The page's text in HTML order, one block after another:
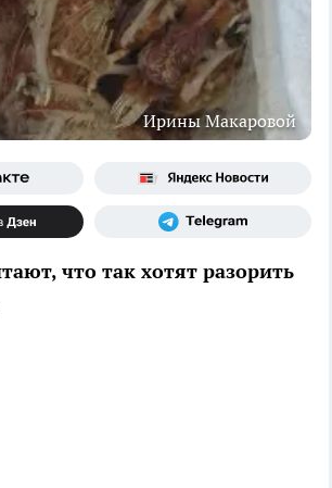
Ирины Макаровой
что так хотят разорить